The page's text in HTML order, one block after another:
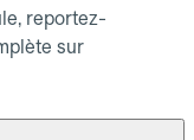
reportez-
sur